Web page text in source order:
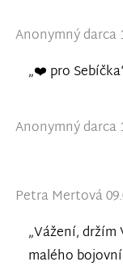
Anonymný darca
„❤️ pro
Anonymný darca
Petra Mertová
„Vážení, držím
malého